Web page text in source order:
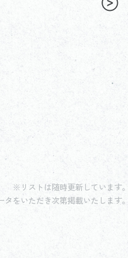
※リストは随時更新しています。
をいただき次第掲載いたします。